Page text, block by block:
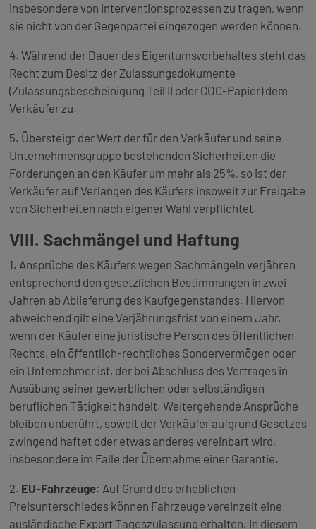
insbesondere von Interventionsprozessen zu tragen, wenn
sie nicht von der Gegenpartei eingezogen werden können.
4. Während der Dauer des Eigentumsvorbehaltes steht das
Recht zum Besitz der Zulassungsdokumente
(Zulassungsbescheinigung Teil II oder COC-Papier) dem
Verkäufer zu.
5. Übersteigt der Wert der für den Verkäufer und seine
Unternehmensgruppe bestehenden Sicherheiten die
Forderungen an den Käufer um mehr als 25%, so ist der
Verkäufer auf Verlangen des Käufers insoweit zur Freigabe
von Sicherheiten nach eigener Wahl verpflichtet.
VIII. Sachmängel und Haftung
1. Ansprüche des Käufers wegen Sachmängeln verjähren
entsprechend den gesetzlichen Bestimmungen in zwei
Jahren ab Ablieferung des Kaufgegenstandes. Hiervon
abweichend gilt eine Verjährungsfrist von einem Jahr,
wenn der Käufer eine juristische Person des öffentlichen
Rechts, ein öffentlich-rechtliches Sondervermögen oder
ein Unternehmer ist, der bei Abschluss des Vertrages in
Ausübung seiner gewerblichen oder selbständigen
beruflichen Tätigkeit handelt. Weitergehende Ansprüche
bleiben unberührt, soweit der Verkäufer aufgrund Gesetzes
zwingend haftet oder etwas anderes vereinbart wird,
insbesondere im Falle der Übernahme einer Garantie.
2. EU-Fahrzeuge: Auf Grund des erheblichen
Preisunterschiedes können Fahrzeuge vereinzelt eine
ausländische Export Tageszulassung erhalten. In diesem